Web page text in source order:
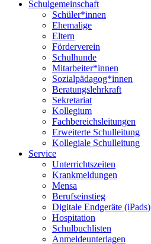
Schulgemeinschaft
Schüler*innen
Ehemalige
Eltern
Förderverein
Schulhunde
Mitarbeiter*innen
Sozialpädagog*innen
Beratungslehrkraft
Sekretariat
Kollegium
Fachbereichsleitungen
Erweiterte Schulleitung
Kollegiale Schulleitung
Service
Unterrichtszeiten
Krankmeldungen
Mensa
Berufseinstieg
Digitale Endgeräte (iPads)
Hospitation
Schulbuchlisten
Anmeldeunterlagen